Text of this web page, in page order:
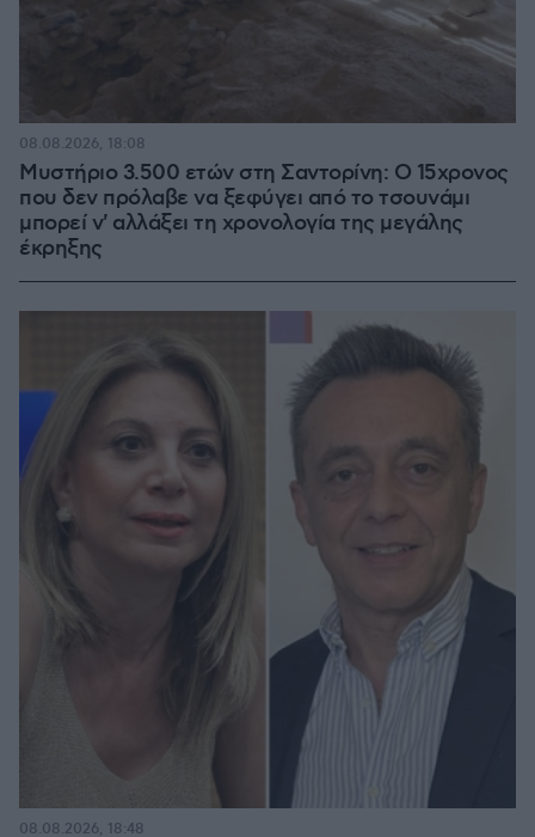
Μυστήριο 3.500 ετών στη Σαντορίνη: Ο 15χρονος
που δεν πρόλαβε να ξεφύγει από το τσουνάμι
μπορεί ν' αλλάξει τη χρονολογία της μεγάλης
έκρηξης
08.08.2026, 18:08
08.08.2026, 18:48